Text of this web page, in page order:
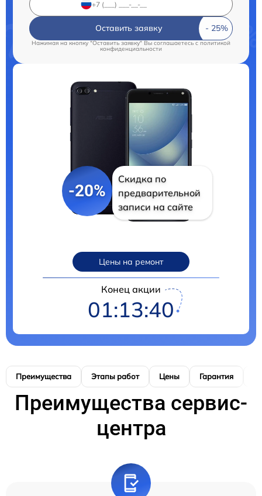
Оставить заявку
Нажимая на кнопку "Оставить заявку" Вы соглашаетесь c политикой
конфиденциальности
-20%
Скидка по
предварительной
записи на сайте
Цены на ремонт
Конец акции
01:13:38
Преимущества Этапы работ Цены Гарантия
Преимущества сервис-
центра